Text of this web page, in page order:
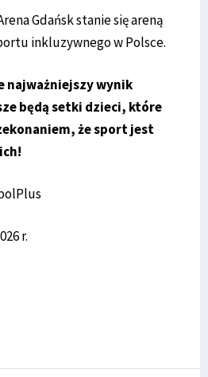
Gdańsk stanie się areną
inkluzywnego w Polsce.
najważniejszy wynik
będą setki dzieci, które
że sport jest
r.